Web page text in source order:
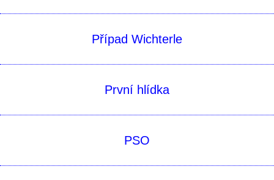
Případ Wichterle
První hlídka
PSO